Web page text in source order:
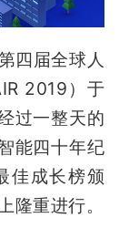
四届全球人
2019）于
过一整天的
能四十年纪
佳成长榜颁
隆重进行。